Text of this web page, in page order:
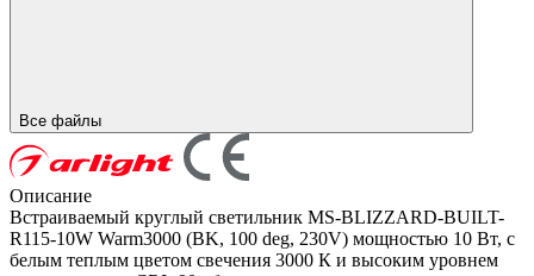
Все файлы
Описание
Встраиваемый круглый светильник MS-BLIZZARD-BUILT-
R115-10W Warm3000 (BK, 100 deg, 230V) мощностью 10 Вт, с
белым теплым цветом свечения 3000 К и высоким уровнем